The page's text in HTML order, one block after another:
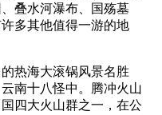
叠水河瀑布、国殇墓
多其他值得一游的地
热海大滚锅风景名胜
南十八怪中。腾冲火山
四大火山群之一，在公